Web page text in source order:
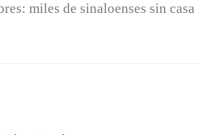
miles de sinaloenses sin casa